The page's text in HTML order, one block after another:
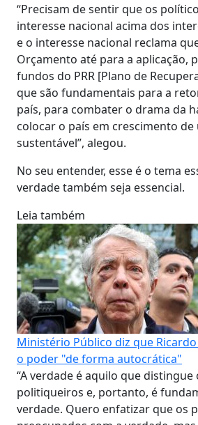
“Precisam de sentir que os
interesse nacional acima dos
e o interesse nacional reclama
Orçamento até para a aplicação,
fundos do PRR [Plano de
que são fundamentais para a
país, para combater o drama da
colocar o país em crescimento
sustentável”, alegou.
No seu entender, esse é o tema
verdade também seja essencial.
Leia também
Ministério Público diz que
o poder "de forma autocrática"
“A verdade é aquilo que
politiqueiros e, portanto, é
verdade. Quero enfatizar que os